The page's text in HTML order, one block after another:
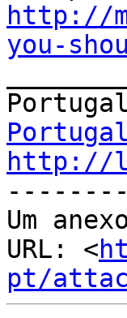
http://
you-
http://
Um
URL: <
pt/